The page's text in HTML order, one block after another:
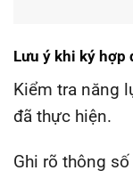
Lưu ý khi ký
Kiểm tra năng
đã thực hiện.
Ghi rõ thông